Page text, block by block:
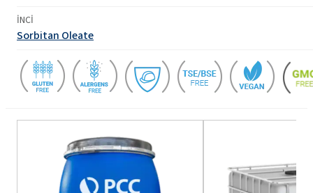
İNCİ
Sorbitan Oleate